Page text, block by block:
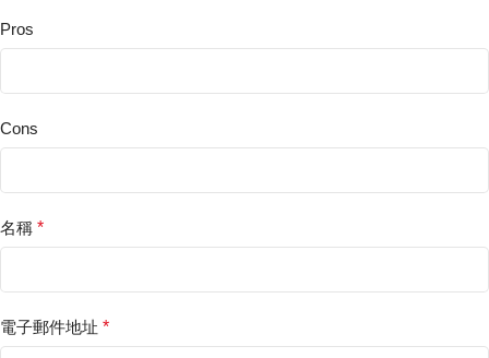
Pros
Cons
名稱 *
電子郵件地址 *